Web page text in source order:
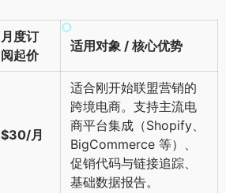
月度订
阅起价
适用对象 / 核心优势
$30/月
适合刚开始联盟营销的
跨境电商。支持主流电
商平台集成（Shopify、
BigCommerce 等）、
促销代码与链接追踪、
基础数据报告。